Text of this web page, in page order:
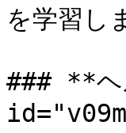
を学習し
### **ヘ